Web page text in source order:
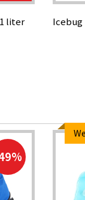
liter Icebug